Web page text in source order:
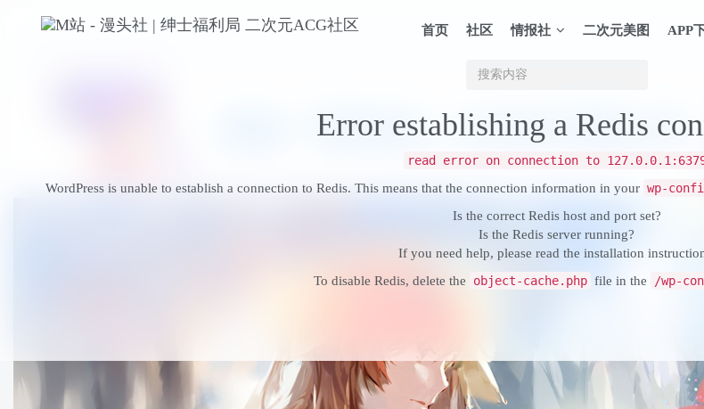
首页 社区 情报社 二次元美图 APP
Error establishing a Redis
read error on connection to
WordPress is unable to establish a connection to Redis. This means that the connection information in your wp-
Is the correct Redis host and port set?
Is the Redis server running?
If you need help, please read the installation
To disable Redis, delete the
object-cache.php file in the /wp-